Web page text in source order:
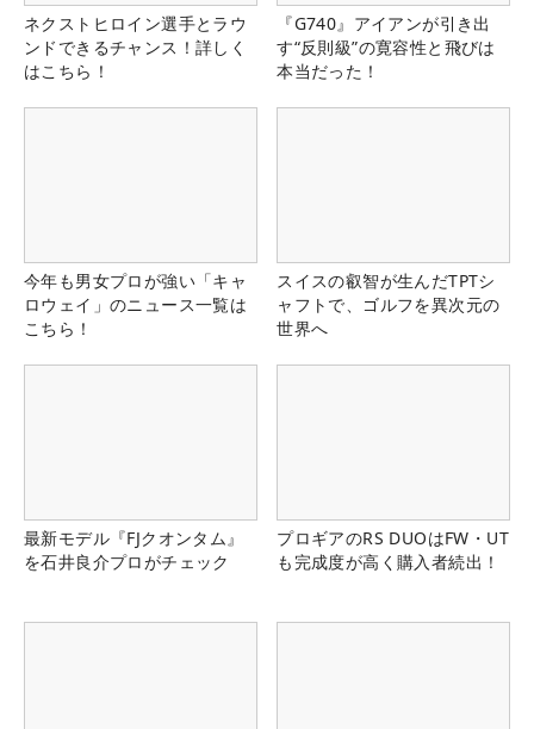
ネクストヒロイン選手とラウ
ンドできるチャンス！詳しく
はこちら！
『G740』アイアンが引き出
す“反則級”の寛容性と飛びは
本当だった！
今年も男女プロが強い「キャ
ロウェイ」のニュース一覧は
こちら！
スイスの叡智が生んだTPTシ
ャフトで、ゴルフを異次元の
世界へ
最新モデル『FJクオンタム』
を石井良介プロがチェック
プロギアのRS DUOはFW・UT
も完成度が高く購入者続出！